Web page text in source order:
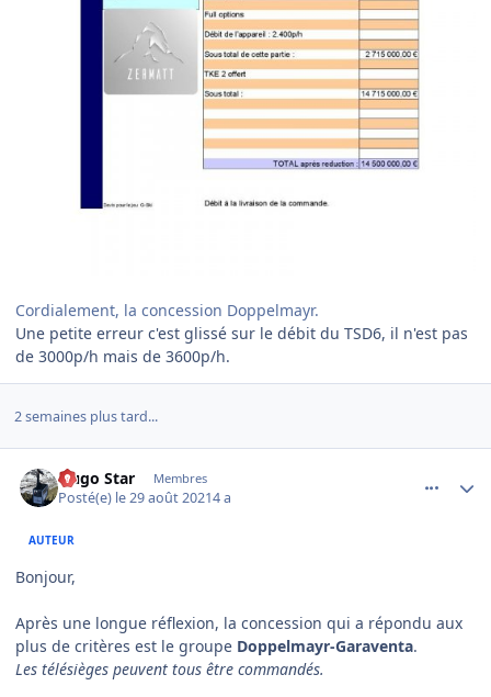
Cordialement, la concession Doppelmayr.
Une petite erreur c'est glissé sur le débit du TSD6, il n'est pas
de 3000p/h mais de 3600p/h.
2 semaines plus tard...
Hugo Star Membres
Posté(e) le 29 août 20214 a
AUTEUR
Bonjour,
Après une longue réflexion, la concession qui a répondu aux
plus de critères est le groupe Doppelmayr-Garaventa.
Les télésièges peuvent tous être commandés.